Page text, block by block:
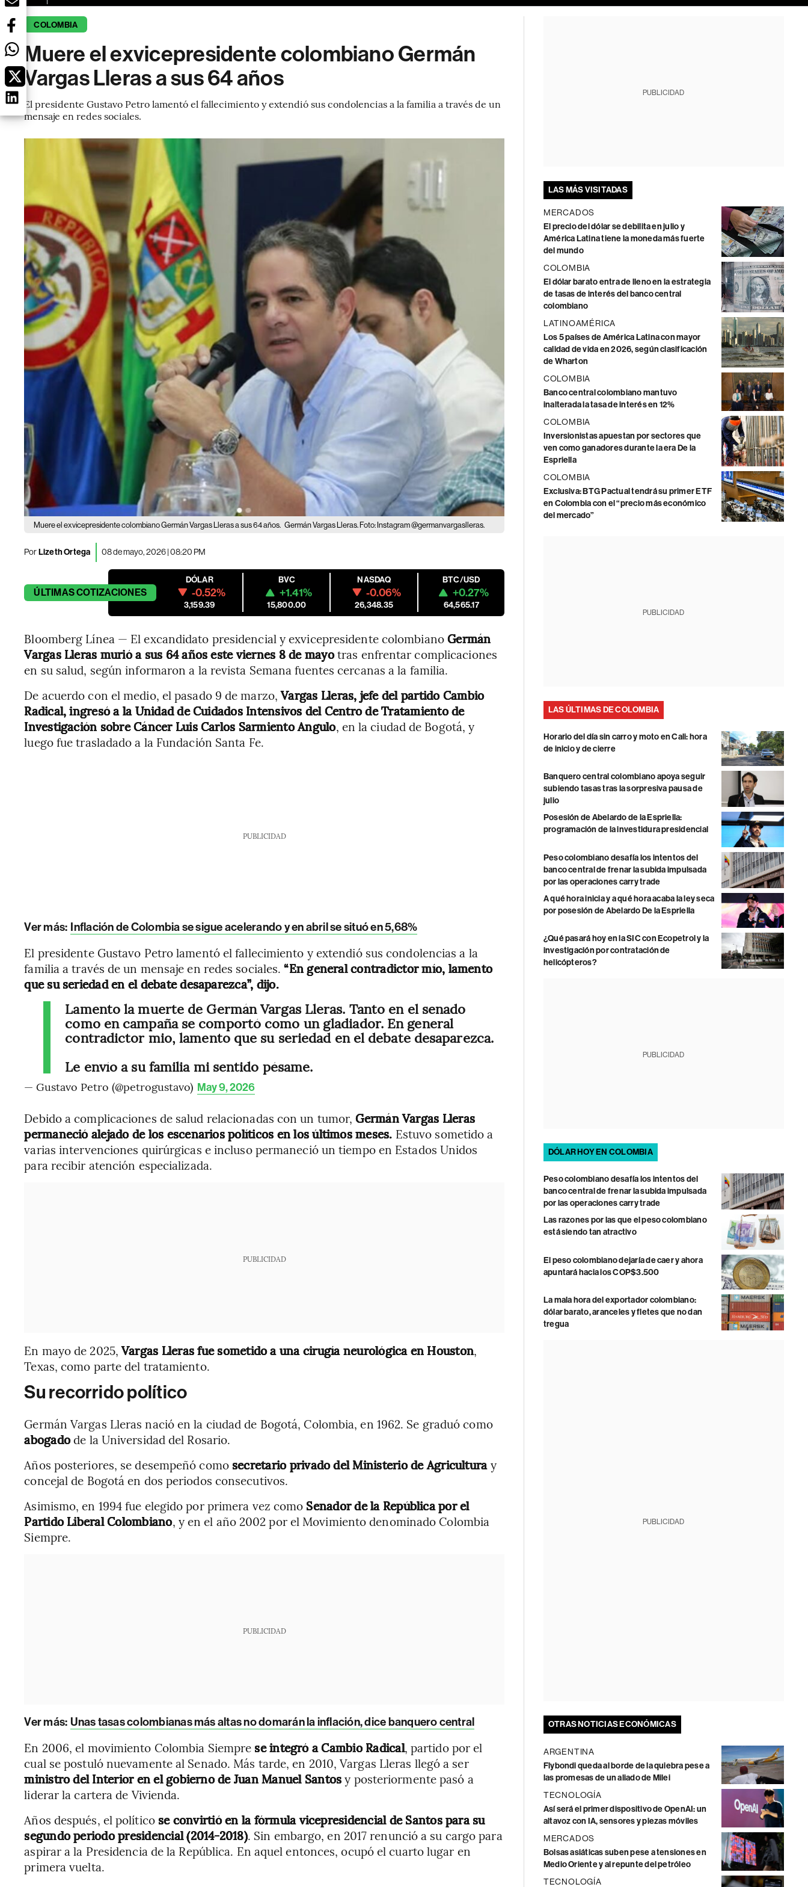
COLOMBIA
Muere el exvicepresidente colombiano Germán
Vargas Lleras a sus 64 años
El presidente Gustavo Petro lamentó el fallecimiento y extendió sus condolencias a la familia a través de un
mensaje en redes sociales.
Muere el exvicepresidente colombiano Germán Vargas Lleras a sus 64 años. Germán Vargas Lleras. Foto: Instagram @germanvargaslleras.
PorLizeth Ortega 08 de mayo, 2026 | 08:20 PM
ÚLTIMASCOTIZACIONES
DÓLAR
-0.52%
3,159.39
BVC
+1.41%
15,800.00
NASDAQ
-0.06%
26,348.35
BTC/USD
+0.27%
64,565.17
Bloomberg Línea — El excandidato presidencial y exvicepresidente colombianoGermán
Vargas Lleras murió a sus 64 años este viernes 8 de mayotras enfrentar complicaciones
en su salud, según informaron a la revista Semana fuentes cercanas a la familia.
De acuerdo con el medio, el pasado 9 de marzo,Vargas Lleras, jefe del partido Cambio
Radical, ingresó a la Unidad de Cuidados Intensivos del Centro de Tratamiento de
Investigación sobre Cáncer Luis Carlos Sarmiento Angulo, en la ciudad de Bogotá, y
luego fue trasladado a la Fundación Santa Fe.
PUBLICIDAD
Ver más: Inflación de Colombia se sigue acelerando y en abril se situó en 5,68%
El presidente Gustavo Petro lamentó el fallecimiento y extendió sus condolencias a la
familia a través de un mensaje en redes sociales.“En general contradictor mío, lamento
que su seriedad en el debate desaparezca”, dijo.
Lamento la muerte de Germán Vargas Lleras. Tanto en el senado
como en campaña se comportó como un gladiador. En general
contradictor mio, lamento que su seriedad en el debate desaparezca.
Le envío a su familia mi sentido pésame.
— Gustavo Petro (@petrogustavo) May 9, 2026
Debido a complicaciones de salud relacionadas con un tumor,Germán Vargas Lleras
permaneció alejado de los escenarios políticos en los últimos meses. Estuvo sometido a
varias intervenciones quirúrgicas e incluso permaneció un tiempo en Estados Unidos
para recibir atención especializada.
PUBLICIDAD
En mayo de 2025,Vargas Lleras fue sometido a una cirugía neurológica en Houston,
Texas, como parte del tratamiento.
Su recorrido político
Germán Vargas Lleras nació en la ciudad de Bogotá, Colombia, en 1962. Se graduó como
abogadode la Universidad del Rosario.
Años posteriores, se desempeñó como secretario privado del Ministerio de Agriculturay
concejal de Bogotá en dos periodos consecutivos.
Asimismo, en 1994 fue elegido por primera vez como Senador de la República por el
Partido Liberal Colombiano, y en el año 2002 por el Movimiento denominado Colombia
Siempre.
PUBLICIDAD
Ver más: Unas tasas colombianas más altas no domarán la inflación, dice banquero central
En 2006, el movimiento Colombia Siempre se integró a Cambio Radical, partido por el
cual se postuló nuevamente al Senado. Más tarde, en 2010, Vargas Lleras llegó a ser
ministro del Interior en el gobierno de Juan Manuel Santosy posteriormente pasó a
liderar la cartera de Vivienda.
Años después, el políticose convirtió en la fórmula vicepresidencial de Santos para su
segundo periodo presidencial (2014-2018). Sin embargo, en 2017 renunció a su cargo para
aspirar a la Presidencia de la República. En aquel entonces, ocupó el cuarto lugar en
primera vuelta.
PUBLICIDAD
LAS MÁS VISITADAS
MERCADOS
El precio del dólar se debilita en julio y
América Latina tiene la moneda más fuerte
del mundo
COLOMBIA
El dólar barato entra de lleno en la estrategia
de tasas de interés del banco central
colombiano
LATINOAMÉRICA
Los 5 países de América Latina con mayor
calidad de vida en 2026, según clasificación
de Wharton
COLOMBIA
Banco central colombiano mantuvo
inalterada la tasa de interés en 12%
COLOMBIA
Inversionistas apuestan por sectores que
ven como ganadores durante la era De la
Espriella
COLOMBIA
Exclusiva: BTG Pactual tendrá su primer ETF
en Colombia con el “precio más económico
del mercado”
PUBLICIDAD
LAS ÚLTIMAS DE COLOMBIA
Horario del día sin carro y moto en Cali: hora
de inicio y de cierre
Banquero central colombiano apoya seguir
subiendo tasas tras la sorpresiva pausa de
julio
Posesión de Abelardo de la Espriella:
programación de la investidura presidencial
Peso colombiano desafía los intentos del
banco central de frenar la subida impulsada
por las operaciones carry trade
A qué hora inicia y a qué hora acaba la ley seca
por posesión de Abelardo De la Espriella
¿Qué pasará hoy en la SIC con Ecopetrol y la
investigación por contratación de
helicópteros?
PUBLICIDAD
DÓLAR HOY EN COLOMBIA
Peso colombiano desafía los intentos del
banco central de frenar la subida impulsada
por las operaciones carry trade
Las razones por las que el peso colombiano
está siendo tan atractivo
El peso colombiano dejaría de caer y ahora
apuntará hacia los COP$3.500
La mala hora del exportador colombiano:
dólar barato, aranceles y fletes que no dan
tregua
PUBLICIDAD
OTRAS NOTICIAS ECONÓMICAS
ARGENTINA
Flybondi queda al borde de la quiebra pese a
las promesas de un aliado de Milei
TECNOLOGÍA
Así será el primer dispositivo de OpenAI: un
altavoz con IA, sensores y piezas móviles
MERCADOS
Bolsas asiáticas suben pese a tensiones en
Medio Oriente y al repunte del petróleo
TECNOLOGÍA